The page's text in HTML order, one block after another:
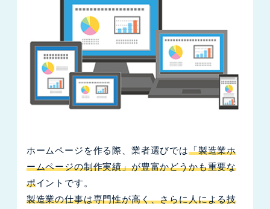
ホームページを作る際、業者選びでは「製造業ホ
ームページの制作実績」が豊富かどうかも重要な
ポイントです。
製造業の仕事は専門性が高く、さらに人による技